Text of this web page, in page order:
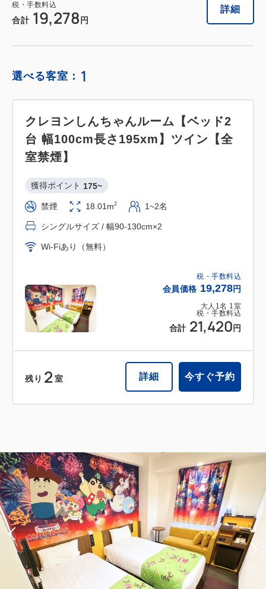
税・手数料込
合計 19,278 円
詳細
選べる客室： 1
税・手数料込
会員価格 19,278円
大人 1名 1室
税・手数料込
合計 21,420 円
クレヨンしんちゃんルーム【ベッド2
台 幅100cm長さ195xm】ツイン【全
室禁煙】
獲得ポイント 175~
禁煙 18.01m2 1~2名
シングルサイズ / 幅90-130cm×2
Wi-Fiあり（無料）
残り 2 室 詳細 今すぐ予約